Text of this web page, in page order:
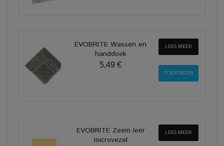
EVOBRITE Wassen en
handdoek
5,49 €
LEES MEER
EVOBRITE Zeem leer
microvezel
LEES MEER